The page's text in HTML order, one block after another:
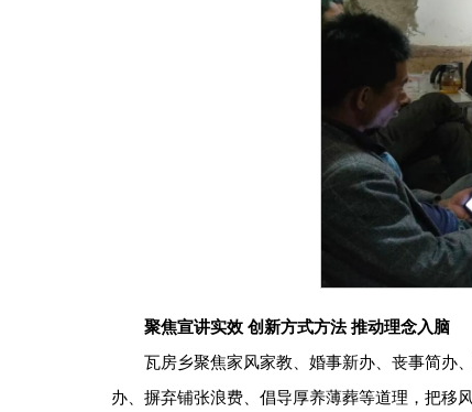
聚焦宣讲实效 创新方式方法 推动理念入脑
瓦房乡聚焦家风家教、婚事新办、丧事简办
办、摒弃铺张浪费、倡导厚养薄葬等道理，把移